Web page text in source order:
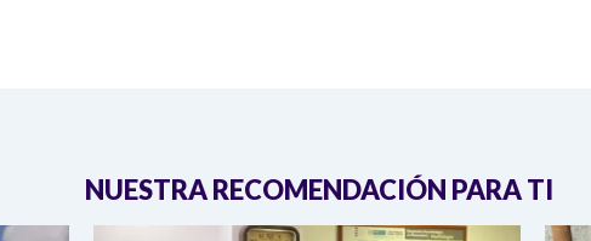
NUESTRA RECOMENDACIÓN PARA TI